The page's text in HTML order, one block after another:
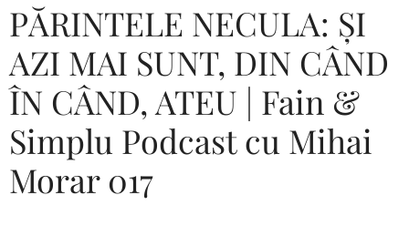
PĂRINTELE NECULA: ȘI
AZI MAI SUNT, DIN CÂND
ÎN CÂND, ATEU | Fain &
Simplu Podcast cu Mihai
Morar 017